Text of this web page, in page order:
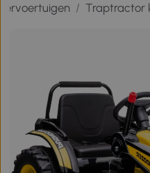
/ Traptractor